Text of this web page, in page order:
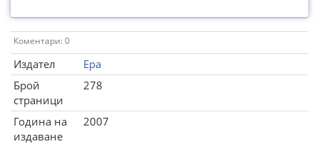
Коментари: 0
Издател
Ера
Брой
страници
278
Година на
издаване
2007